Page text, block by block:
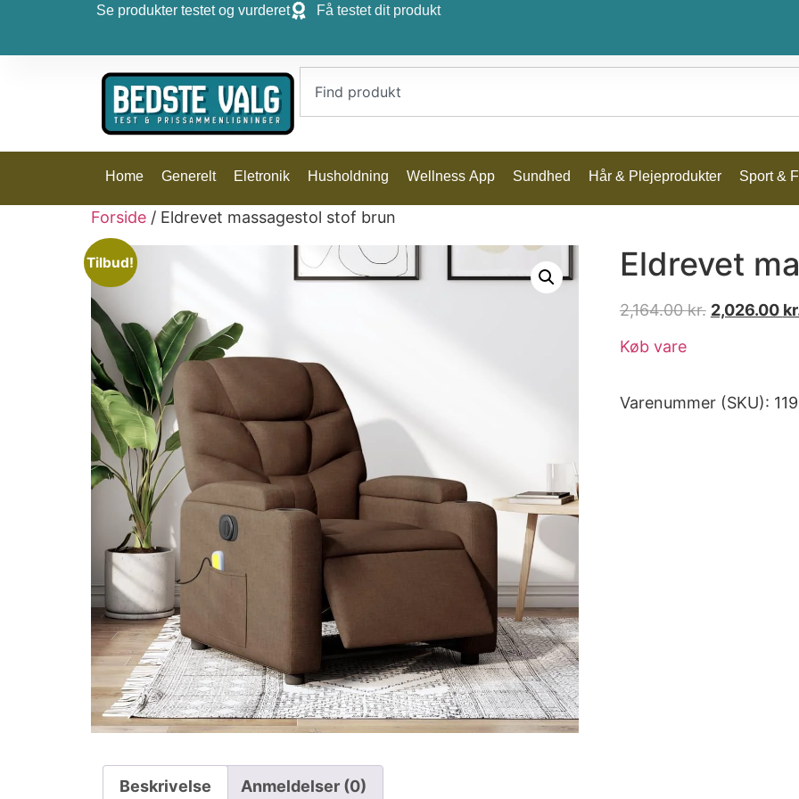
Se produkter testet og vurderet Få testet dit produkt
Home Generelt Eletronik Husholdning Wellness App Sundhed Hår & Plejeprodukter Sport &
Forside / Eldrevet massagestol stof brun
Tilbud! Eldrevet
2,164.00kr. 2,026.00
Køb vare
Varenummer (SKU):
Beskrivelse Anmeldelser (0)